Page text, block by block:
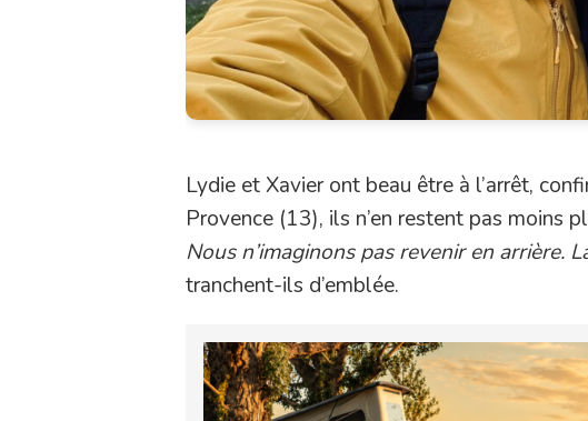
Lydie et Xavier ont beau être à l’arrêt,
Provence (13), ils n’en restent pas moins
Nous n’imaginons pas revenir en arrière.
tranchent-ils d’emblée.